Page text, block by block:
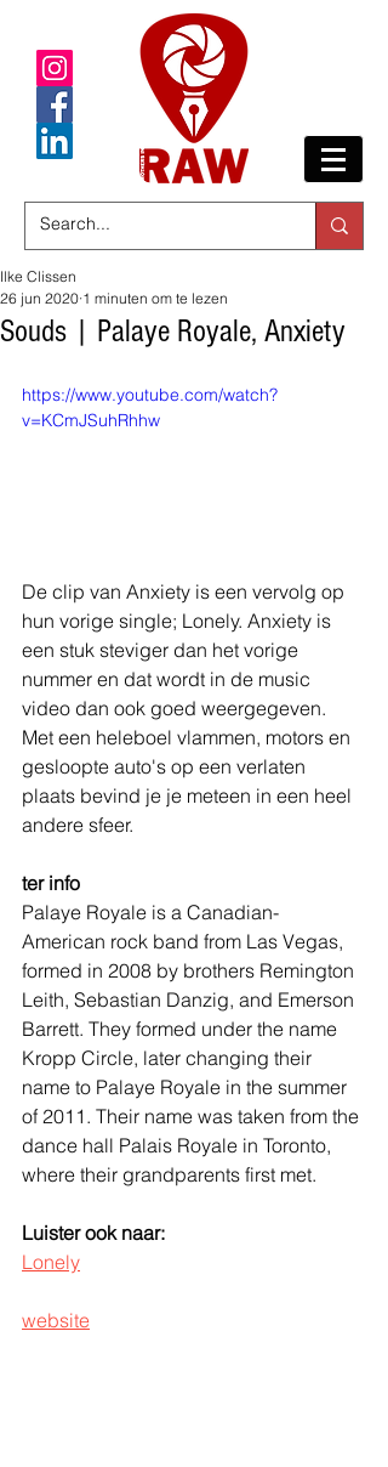
Souds | Palaye Royale, Anxiety
Ilke Clissen
26 jun 2020 1 minuten om te lezen
https://www.youtube.com/watch?
v=KCmJSuhRhhw
De clip van Anxiety is een vervolg op
hun vorige single; Lonely. Anxiety is
een stuk steviger dan het vorige
nummer en dat wordt in de music
video dan ook goed weergegeven.
Met een heleboel vlammen, motors en
gesloopte auto's op een verlaten
plaats bevind je je meteen in een heel
andere sfeer.
ter info
Palaye Royale is a Canadian-
American rock band from Las Vegas,
formed in 2008 by brothers Remington
Leith, Sebastian Danzig, and Emerson
Barrett. They formed under the name
Kropp Circle, later changing their
name to Palaye Royale in the summer
of 2011. Their name was taken from the
dance hall Palais Royale in Toronto,
where their grandparents first met.
Luister ook naar:
Lonely
website